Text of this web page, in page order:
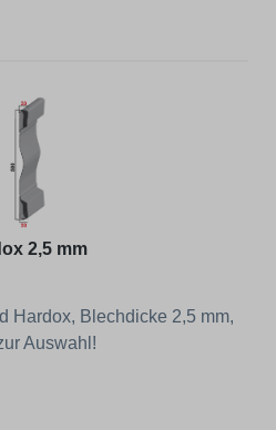
2,5 mm
Hardox, Blechdicke 2,5 mm,
Auswahl!